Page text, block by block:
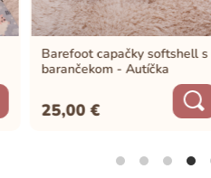
Barefoot capačky softshell s
barančekom - Autíčka
25,00€